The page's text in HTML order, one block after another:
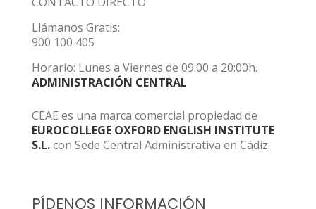
Llámanos Gratis:
900 100 405
Horario: Lunes a Viernes de 09:00 a 20:00h.
ADMINISTRACIÓN CENTRAL
CEAE es una marca comercial propiedad de
EUROCOLLEGE OXFORD ENGLISH INSTITUTE
S.L.con Sede Central Administrativa en Cádiz.
PÍDENOS INFORMACIÓN